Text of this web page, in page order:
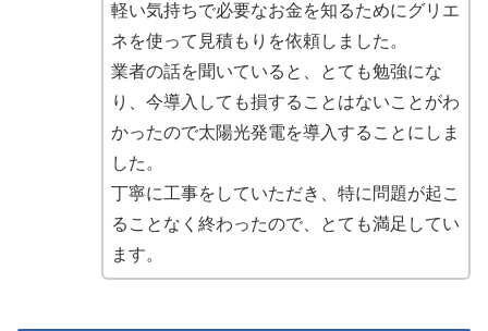
軽い気持ちで必要なお金を知るためにグリエ
ネを使って見積もりを依頼しました。
業者の話を聞いていると、とても勉強にな
り、今導入しても損することはないことがわ
かったので太陽光発電を導入することにしま
した。
丁寧に工事をしていただき、特に問題が起こ
ることなく終わったので、とても満足してい
ます。